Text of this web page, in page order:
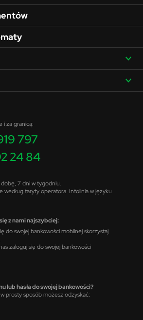
i za granicą:
797
24 84
dobę, 7 dni w tygodniu.
według taryfy operatora. Infolinia w języku
z nami najszybciej:
do swojej bankowości mobilnej skorzystaj
zaloguj się do swojej bankowości
lub hasła do swojej bankowości?
prosty sposób możesz odzyskać: